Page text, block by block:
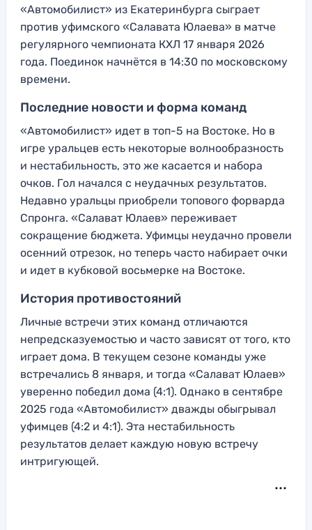
«Автомобилист» из Екатеринбурга сыграет
против уфимского «Салавата Юлаева» в матче
регулярного чемпионата КХЛ 17 января 2026
года. Поединок начнётся в 14:30 по московскому
времени.
Последние новости и форма команд
«Автомобилист» идет в топ-5 на Востоке. Но в
игре уральцев есть некоторые волнообразность
и нестабильность, это же касается и набора
очков. Гол начался с неудачных результатов.
Недавно уральцы приобрели топового форварда
Спронга. «Салават Юлаев» переживает
сокращение бюджета. Уфимцы неудачно провели
осенний отрезок, но теперь часто набирает очки
и идет в кубковой восьмерке на Востоке.
История противостояний
Личные встречи этих команд отличаются
непредсказуемостью и часто зависят от того, кто
играет дома. В текущем сезоне команды уже
встречались 8 января, и тогда «Салават Юлаев»
уверенно победил дома (4:1). Однако в сентябре
2025 года «Автомобилист» дважды обыгрывал
уфимцев (4:2 и 4:1). Эта нестабильность
результатов делает каждую новую встречу
интригующей.